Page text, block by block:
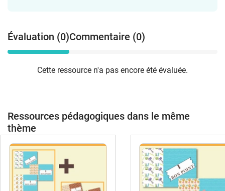
Évaluation (0)Commentaire (0)
Cette ressource n'a pas encore été évaluée.
Ressources pédagogiques dans le même
thème